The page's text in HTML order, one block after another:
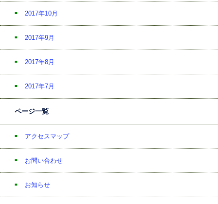
2017年10月
2017年9月
2017年8月
2017年7月
ページ一覧
アクセスマップ
お問い合わせ
お知らせ